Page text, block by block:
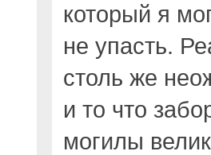
который я
не упасть.
столь же
и то что
могилы